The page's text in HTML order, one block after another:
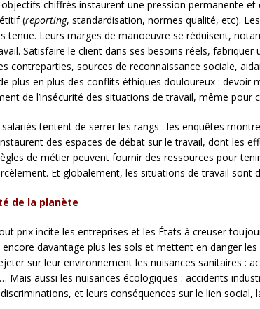
chiffrés instaurent une pression permanente
(reporting, standardisation, normes qualité, etc).
tenue. Leurs marges de manoeuvre se réduisent,
Satisfaire le client dans ses besoins réels,
contreparties, sources de reconnaissance sociale,
plus en plus des conflits éthiques douloureux :
de l’insécurité des situations de travail, même pour
tentent de serrer les rangs : les enquêtes
des espaces de débat sur le travail, dont les
de métier peuvent fournir des ressources pour
Et globalement, les situations de travail sont
de la planète
prix incite les entreprises et les États à creuser
davantage plus les sols et mettent en danger
sur leur environnement les nuisances sanitaires :
Mais aussi les nuisances écologiques : accidents
et leurs conséquences sur le lien social,